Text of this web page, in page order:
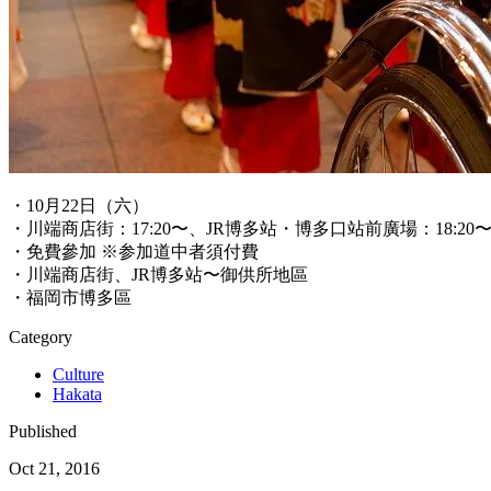
・10月22日（六）
・川端商店街：17:20〜、JR博多站・博多口站前廣場：18:20〜
・免費參加 ※参加道中者須付費
・川端商店街、JR博多站〜御供所地區
・福岡市博多區
Category
Culture
Hakata
Published
Oct 21, 2016